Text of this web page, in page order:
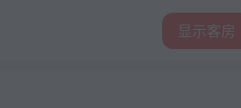
显示客房